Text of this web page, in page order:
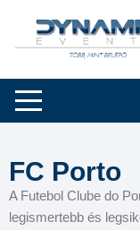
FC Porto
A Futebol Clube do
legismertebb és